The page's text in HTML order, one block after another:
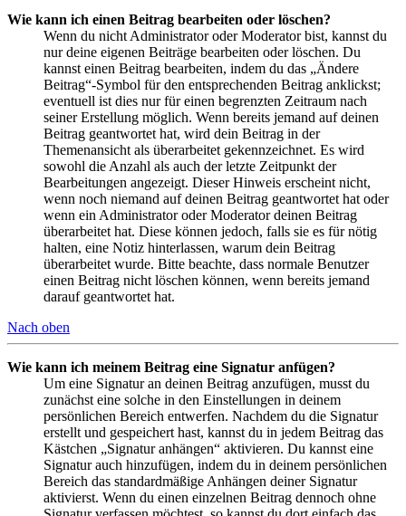
Wie kann ich einen Beitrag bearbeiten oder löschen?
Wenn du nicht Administrator oder Moderator bist, kannst du
nur deine eigenen Beiträge bearbeiten oder löschen. Du
kannst einen Beitrag bearbeiten, indem du das „Ändere
Beitrag“-Symbol für den entsprechenden Beitrag anklickst;
eventuell ist dies nur für einen begrenzten Zeitraum nach
seiner Erstellung möglich. Wenn bereits jemand auf deinen
Beitrag geantwortet hat, wird dein Beitrag in der
Themenansicht als überarbeitet gekennzeichnet. Es wird
sowohl die Anzahl als auch der letzte Zeitpunkt der
Bearbeitungen angezeigt. Dieser Hinweis erscheint nicht,
wenn noch niemand auf deinen Beitrag geantwortet hat oder
wenn ein Administrator oder Moderator deinen Beitrag
überarbeitet hat. Diese können jedoch, falls sie es für nötig
halten, eine Notiz hinterlassen, warum dein Beitrag
überarbeitet wurde. Bitte beachte, dass normale Benutzer
einen Beitrag nicht löschen können, wenn bereits jemand
darauf geantwortet hat.
Nach oben
Wie kann ich meinem Beitrag eine Signatur anfügen?
Um eine Signatur an deinen Beitrag anzufügen, musst du
zunächst eine solche in den Einstellungen in deinem
persönlichen Bereich entwerfen. Nachdem du die Signatur
erstellt und gespeichert hast, kannst du in jedem Beitrag das
Kästchen „Signatur anhängen“ aktivieren. Du kannst eine
Signatur auch hinzufügen, indem du in deinem persönlichen
Bereich das standardmäßige Anhängen deiner Signatur
aktivierst. Wenn du einen einzelnen Beitrag dennoch ohne